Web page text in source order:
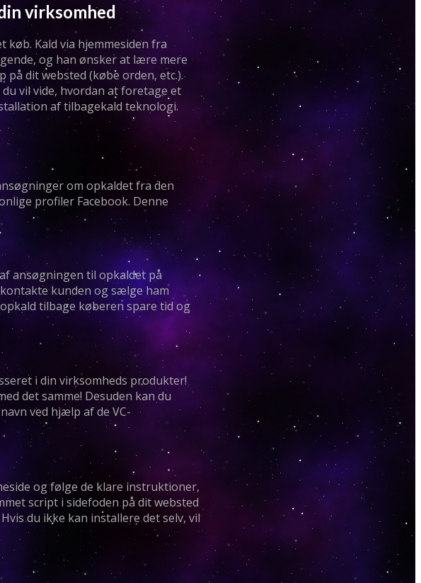
virksomhed
køb. Kald via hjemmesiden fra
og han ønsker at lære mere
dit websted (købe orden, etc.).
vil vide, hvordan at foretage et
af tilbagekald teknologi.
om opkaldet fra den
profiler Facebook. Denne
ansøgningen til opkaldet på
kunden og sælge ham
tilbage køberen spare tid og
i din virksomheds produkter!
det samme! Desuden kan du
ved hjælp af de VC-
og følge de klare instruktioner,
script i sidefoden på dit websted
du ikke kan installere det selv, vil